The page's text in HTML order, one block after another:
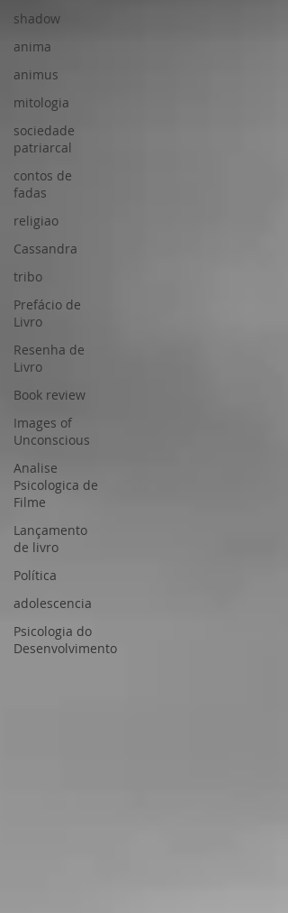
shadow
anima
animus
mitologia
sociedade
patriarcal
contos de
fadas
religiao
Cassandra
tribo
Prefácio de
Livro
Resenha de
Livro
Book review
Images of
Unconscious
Analise
Psicologica de
Filme
Lançamento
de livro
Política
adolescencia
Psicologia do
Desenvolvimento